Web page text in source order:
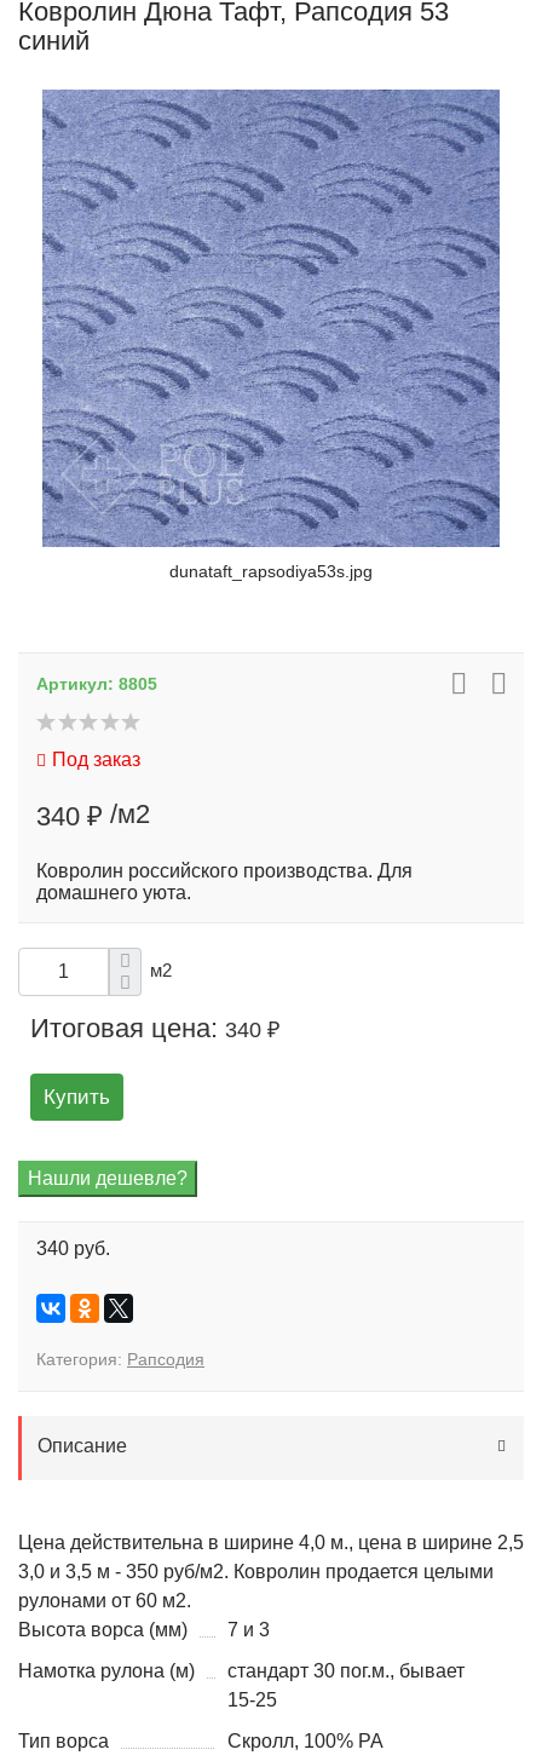
Ковролин Дюна Тафт, Рапсодия 53
синий
dunataft_rapsodiya53s.jpg
Артикул: 8805
Под заказ
340 ₽ /м2
Ковролин российского производства. Для
домашнего уюта.
м2
Итоговая цена: 340 ₽
Купить
340 руб.
Категория: Рапсодия
Описание
Цена действительна в ширине 4,0 м., цена в ширине 2,5
3,0 и 3,5 м - 350 руб/м2. Ковролин продается целыми
рулонами от 60 м2.
Высота ворса (мм)
7 и 3
Намотка рулона (м)
стандарт 30 пог.м., бывает
15-25
Тип ворса
Скролл, 100% PA